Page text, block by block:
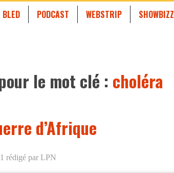
BLED PODCAST WEBSTRIP SHOWBIZZ
le mot clé : choléra
d’Afrique
rédigé par LPN